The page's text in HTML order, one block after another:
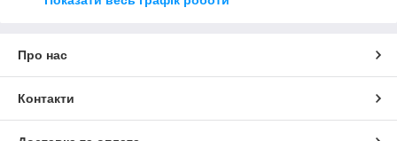
Про нас
Контакти